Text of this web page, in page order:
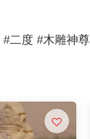
#二度 #木雕神尊